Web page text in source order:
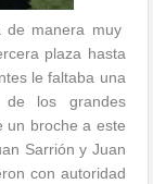
de manera muy
plaza hasta
le faltaba una
los grandes
un broche a este
Sarrión y Juan
con autoridad